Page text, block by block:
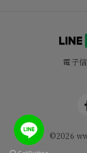
電子
©2026